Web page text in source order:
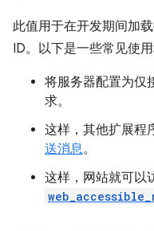
此值用于在开发期间加
ID。以下是一些常见使用
将服务器配置为仅
求。
这样，其他扩展程
送消息。
这样，网站就可以